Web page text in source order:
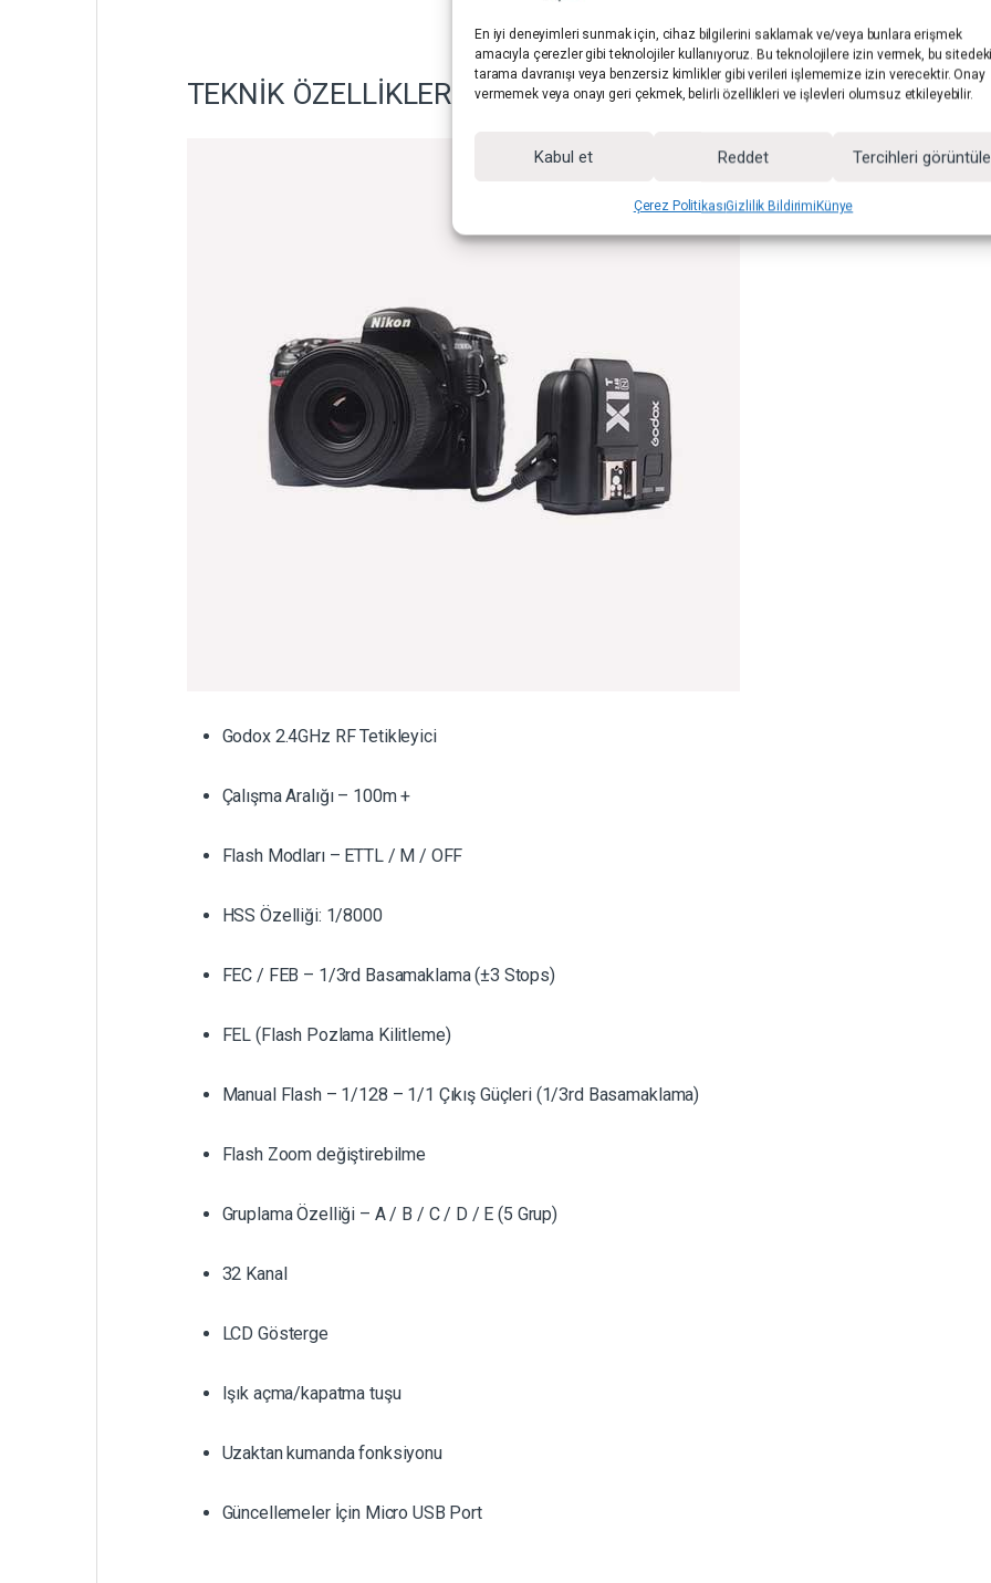
En iyi deneyimleri sunmak için, cihaz bilgilerini saklamak ve/veya bunlara erişmek
amacıyla çerezler gibi teknolojiler kullanıyoruz. Bu teknolojilere izin vermek, bu
tarama davranışı veya benzersiz kimlikler gibi verileri işlememize izin verecektir. Onay
vermemek veya onayı geri çekmek, belirli özellikleri ve işlevleri olumsuz etkileyebilir.
Kabul et Reddet Tercihleri görüntüle
Çerez PolitikasıGizlilik BildirimiKünye
TEKNİK ÖZELLİKLER
Godox 2.4GHz RF Tetikleyici
Çalışma Aralığı – 100m +
Flash Modları – ETTL / M / OFF
HSS Özelliği: 1/8000
FEC / FEB – 1/3rd Basamaklama (±3 Stops)
FEL (Flash Pozlama Kilitleme)
Manual Flash – 1/128 – 1/1 Çıkış Güçleri (1/3rd Basamaklama)
Flash Zoom değiştirebilme
Gruplama Özelliği – A / B / C / D / E (5 Grup)
32 Kanal
LCD Gösterge
Işık açma/kapatma tuşu
Uzaktan kumanda fonksiyonu
Güncellemeler İçin Micro USB Port